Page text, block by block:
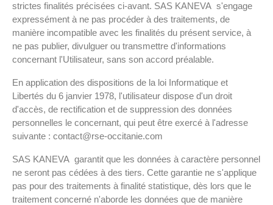
strictes finalités précisées ci-avant. SAS KANEVA s'engage
expressément à ne pas procéder à des traitements, de
manière incompatible avec les finalités du présent service, à
ne pas publier, divulguer ou transmettre d'informations
concernant l'Utilisateur, sans son accord préalable.
En application des dispositions de la loi Informatique et
Libertés du 6 janvier 1978, l'utilisateur dispose d'un droit
d'accès, de rectification et de suppression des données
personnelles le concernant, qui peut être exercé à l'adresse
suivante : contact@rse-occitanie.com
SAS KANEVA garantit que les données à caractère personnel
ne seront pas cédées à des tiers. Cette garantie ne s'applique
pas pour des traitements à finalité statistique, dès lors que le
traitement concerné n'aborde les données que de manière